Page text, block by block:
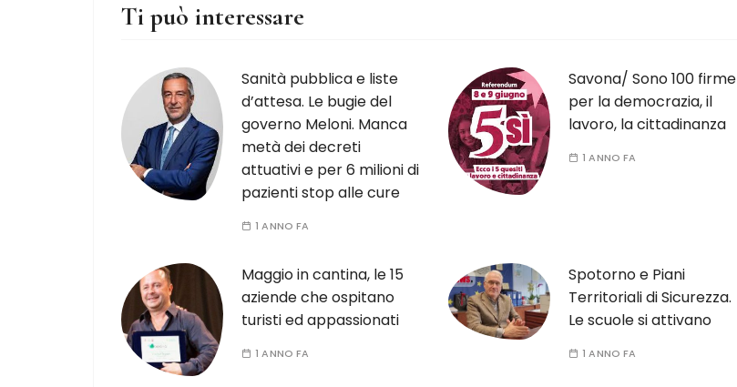
Ti può interessare
Sanità pubblica e liste
d’attesa. Le bugie del
governo Meloni. Manca
metà dei decreti
attuativi e per 6 milioni di
pazienti stop alle cure
1 ANNO FA
Savona/ Sono 100 firme
per la democrazia, il
lavoro, la cittadinanza
1 ANNO FA
Maggio in cantina, le 15
aziende che ospitano
turisti ed appassionati
1 ANNO FA
Spotorno e Piani
Territoriali di Sicurezza.
Le scuole si attivano
1 ANNO FA